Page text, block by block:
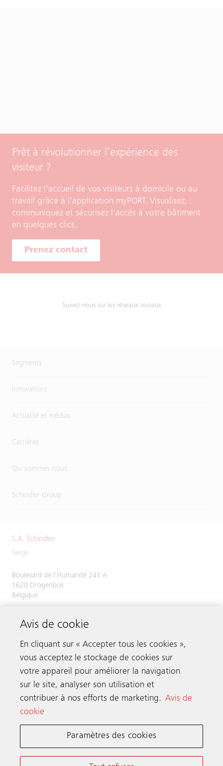
Prêt à révolutionner l’expérience des
visiteur ?
Facilitez l'accueil de vos visiteurs à domicile ou au
travail grâce à l'application myPORT. Visualisez,
communiquez et sécurisez l'accès à votre bâtiment
en quelques clics.
Prenez contact
Suivez-nous sur les réseaux sociaux
Segments
Innovations
Actualité et médias
Carrières
Qui sommes-nous
Schindler Group
S.A. Schindler
Siège
Boulevard de l’Humanité 241 A
1620 Drogenbos
Belgique
RPM : Bruxelles
BE 0416.481.673
Prenez contact
Schindler dans le monde
Avis de cookie
En cliquant sur « Accepter tous les cookies »,
vous acceptez le stockage de cookies sur
votre appareil pour améliorer la navigation
sur le site, analyser son utilisation et
contribuer à nos efforts de marketing. Avis de
cookie
Paramètres des cookies